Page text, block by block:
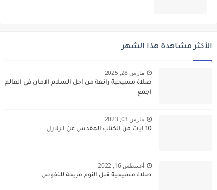
الأكثر مشاهدة هذا الشهر
مارس 28, 2025
صلاة مسيحية رائعة من اجل السلام الامان في العالم
اجمع
مارس 03, 2023
10 ايات من الكتاب المقدس عن الزلازل
أغسطس 16, 2022
صلاة مسيحية قبل النوم مريحة للنفوس